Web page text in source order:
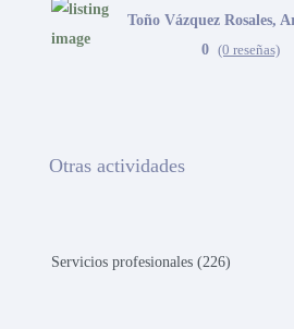
0 (0 reseñas)
Otras actividades
Servicios profesionales (226)